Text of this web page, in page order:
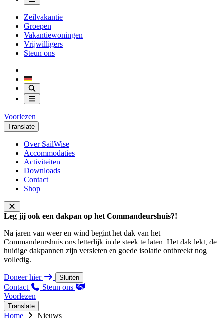
Zeilvakantie
Groepen
Vakantiewoningen
Vrijwilligers
Steun ons
Voorlezen
Translate
Over SailWise
Accommodaties
Activiteiten
Downloads
Contact
Shop
Leg jij ook een dakpan op het Commandeurshuis?!
Na jaren van weer en wind begint het dak van het
Commandeurshuis ons letterlijk in de steek te laten. Het dak lekt, de
huidige dakpannen zijn versleten en goede isolatie ontbreekt nog
volledig.
Doneer hier Sluiten
Contact
Steun ons
Voorlezen
Translate
Home Nieuws